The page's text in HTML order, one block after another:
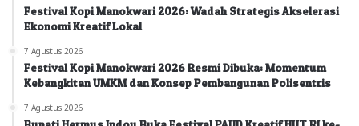
Festival Kopi Manokwari 2026: Wadah Strategis Akselerasi
Ekonomi Kreatif Lokal
7 Agustus 2026
Festival Kopi Manokwari 2026 Resmi Dibuka: Momentum
Kebangkitan UMKM dan Konsep Pembangunan Polisentris
7 Agustus 2026